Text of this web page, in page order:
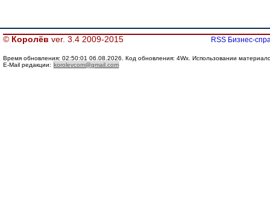
© Королёв ver. 3.4 2009-2015 RSS Бизнес-
Время обновления: 02:50:01 06.08.2026. Код обновления: 4Wx. Использовании
E-Mail редакции: korolevcom@gmail.com